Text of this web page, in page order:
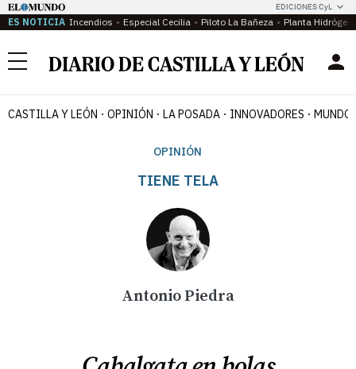
EDICIONES CyL
ES NOTICIA Incendios Especial Cecilia Piloto La Bañeza Planta
Menú
CASTILLA Y LEÓN OPINIÓN LA POSADA INNOVADORES MUNDO
OPINIÓN
TIENE TELA
Antonio Piedra